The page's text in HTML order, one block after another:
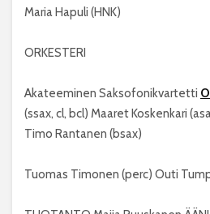
Maria Hapuli (HNK)
ORKESTERI
Akateeminen Saksofonikvartetti
(ssax, cl, bcl) Maaret Koskenkari
Timo Rantanen (bsax)
Tuomas Timonen (perc) Outi